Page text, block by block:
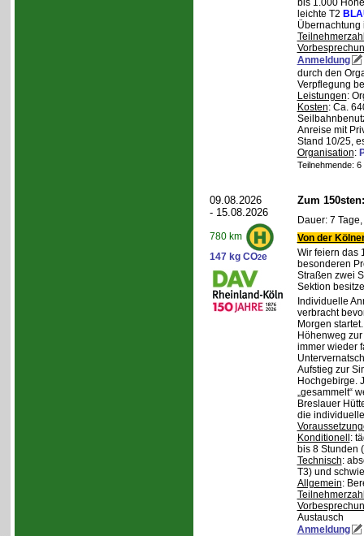
bis 1.000
leichte T2
Übernachtung
Anmeldung
durch den
Verpflegung
Leistungen:
Kosten: Ca.
Anreise mit
Stand 10/25,
Organisation:
Teilnehmende:
09.08.2026
- 15.08.2026
780 km
147 kg CO2e
Zum
Dauer: 7
Von der
Wir feiern das
besonderen
Straßen zwei
Sektion
Individuelle
verbracht
Morgen
Höhenweg
immer wieder
Aufstieg zur
Hochgebirge.
„gesammelt“
Breslauer
die
Konditionell :
bis 8 Stunden
Technisch:
T3) und
Allgemein:
Austausch
Anmeldung